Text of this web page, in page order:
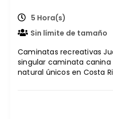
5 Hora(s)
Sin límite de tamaño
Caminatas recreativas
singular caminata
natural únicos en Costa